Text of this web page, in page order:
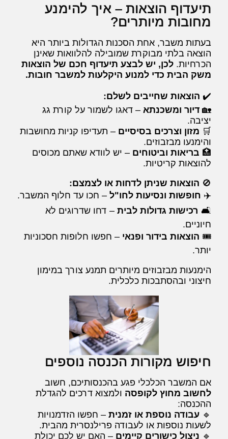
תיעדוף הוצאות – איך להימנע
מחובות מיותרים?
בעתות משבר, אחת הסכנות הגדולות ביותר היא
הוצאה בלתי מבוקרת שמובילה להלוואות שאינן
הכרחיות. לכן, יש לבצע תיעדוף חכם של הוצאות
משק הבית כדי למנוע היקלעות למשבר חובות.
✔️ הוצאות שחייבים לשלם:
🏡 דיור ומשכנתא – דאגו לשמור על קורת גג
יציבה.
🛒 מזון וצרכים בסיסיים – תעדיפו קניות מחושבות
והימנעו מבזבוזים.
🏥 בריאות וביטוחים – יש לוודא שאתם מכוסים
להוצאות קריטיות.
🚫 הוצאות שניתן לדחות או לצמצם:
✈️ חופשות ונסיעות לחו"ל – חכו עד חלוף המשבר.
🛋 רכישות גדולות לבית – דחו שדרוגים לא
חיוניים.
🎟 הוצאות בידור ופנאי – חפשו חלופות חסכוניות
יותר.
הימנעות מבזבוזים מיותרים תמנע צורך במימון
חיצוני ובהסתבכות כלכלית.
חיפוש מקורות הכנסה נוספים
אם המשבר הכלכלי פגע בהכנסותיכם, חשוב
לחשוב מחוץ לקופסה ולמצוא דרכים להגדלת
ההכנסה:
🔹 עבודה נוספת או זמנית – חפשו הזדמנויות
לשעות נוספות או לעבודה פרילנסרית מהבית.
🔹 ניצול כישורים קיימים – האם יש לכם יכולת